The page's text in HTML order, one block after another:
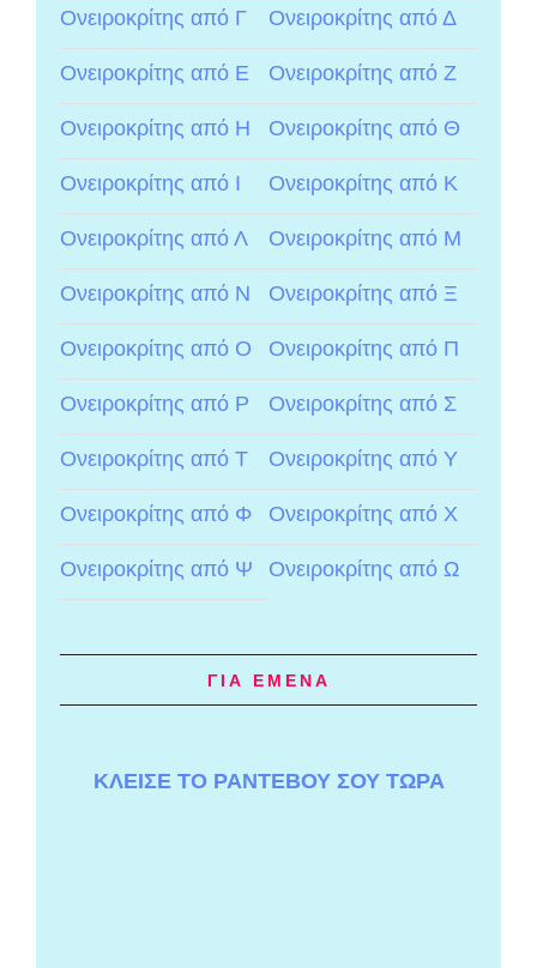
Ονειροκρίτης από Γ Ονειροκρίτης από Δ
Ονειροκρίτης από Ε Ονειροκρίτης από Ζ
Ονειροκρίτης από Η Ονειροκρίτης από Θ
Ονειροκρίτης από Ι Ονειροκρίτης από Κ
Ονειροκρίτης από Λ Ονειροκρίτης από Μ
Ονειροκρίτης από Ν Ονειροκρίτης από Ξ
Ονειροκρίτης από Ο Ονειροκρίτης από Π
Ονειροκρίτης από Ρ Ονειροκρίτης από Σ
Ονειροκρίτης από Τ Ονειροκρίτης από Υ
Ονειροκρίτης από Φ Ονειροκρίτης από Χ
Ονειροκρίτης από Ψ Ονειροκρίτης από Ω
ΓΙΑ ΕΜΕΝΑ
ΚΛΕΙΣΕ ΤΟ ΡΑΝΤΕΒΟΥ ΣΟΥ ΤΩΡΑ